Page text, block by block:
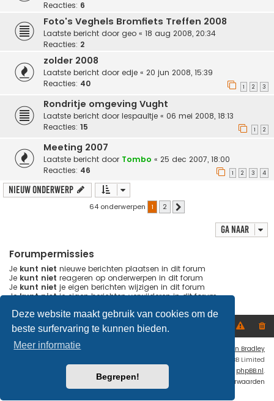
Deze website maakt gebruik van cookies om de
beste surfervaring te kunnen bieden.
Meer informatie
Begrepen!
Reacties: 6
Foto's Veghels Bromfiets Treffen 2008
Laatste bericht door geo « 18 aug 2008, 20:34
Reacties: 2
zolder 2008
Laatste bericht door edje « 20 jun 2008, 15:39
Reacties: 40 1 2 3
Rondritje omgeving Vught
Laatste bericht door lespaultje « 06 mei 2008, 18:13
Reacties: 15 1 2
Meeting 2007
Laatste bericht door Tombo « 25 dec 2007, 18:00
Reacties: 46 1 2 3 4
Nieuw onderwerp
64 onderwerpen 1 2
Ga naar
Forumpermissies
Je kunt niet nieuwe berichten plaatsen in dit forum
Je kunt niet reageren op onderwerpen in dit forum
Je kunt niet je eigen berichten wijzigen in dit forum
Jekunt nietje eigen berichten verwijderen in dit forum
Home Forumoverzicht
Ian Bradley
® Forum Software © phpBB Limited
phpBB.nl.
Gebruikersvoorwaarden